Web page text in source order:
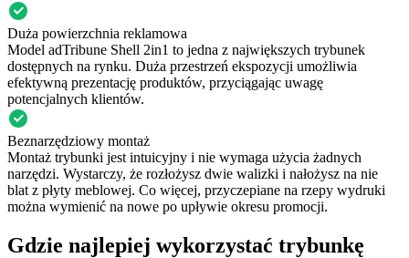
Duża powierzchnia reklamowa
Model adTribune Shell 2in1 to jedna z największych trybunek
dostępnych na rynku. Duża przestrzeń ekspozycji umożliwia
efektywną prezentację produktów, przyciągając uwagę
potencjalnych klientów.
Beznarzędziowy montaż
Montaż trybunki jest intuicyjny i nie wymaga użycia żadnych
narzędzi. Wystarczy, że rozłożysz dwie walizki i nałożysz na nie
blat z płyty meblowej. Co więcej, przyczepiane na rzepy wydruki
można wymienić na nowe po upływie okresu promocji.
Gdzie najlepiej wykorzystać trybunkę